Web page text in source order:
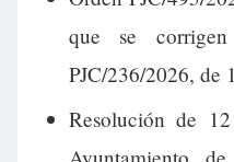
que se
PJC/236/2026, de
Resolución de